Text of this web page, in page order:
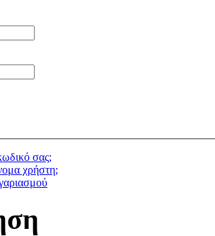
σας;
χρήστη;